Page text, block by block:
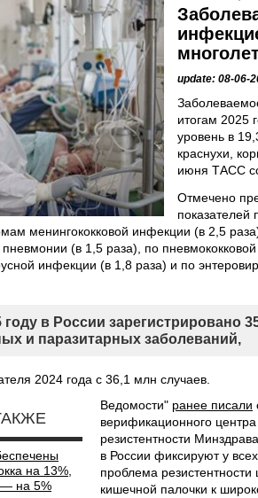
update: 08-06-
итогам 2025
уровень в
краснухи,
июня ТАСС
Отмечено
показателей
менингококковой инфекции (в 2,5
(в 1,5 раза), по
инфекции (в 1,8 раза) и по
году в России зарегистрировано
и паразитарных заболеваний,
2024 года с 36,1 млн случаев.
на 13%,
— на 5%
Ведомости" ранее писали
верификационного
резистентности
в России фиксируют у
проблема
кишечной палочки к